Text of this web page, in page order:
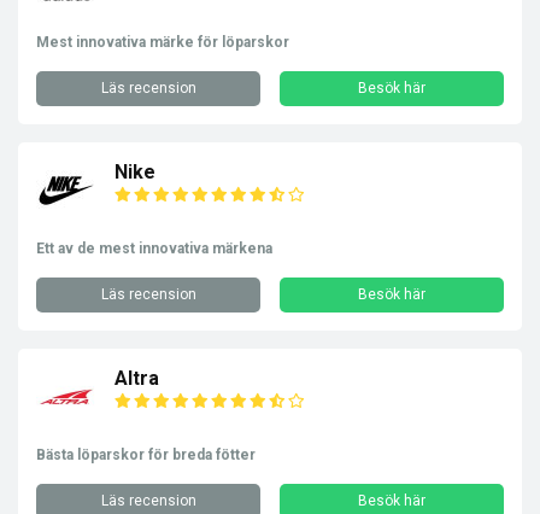
Mest innovativa märke för löparskor
Läs recension Besök här
Nike
Ett av de mest innovativa märkena
Läs recension Besök här
Altra
Bästa löparskor för breda fötter
Läs recension
Besök här